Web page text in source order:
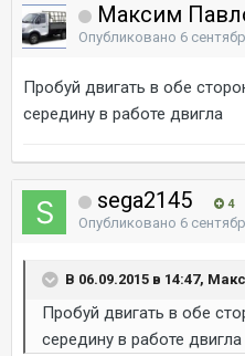
Максим
Опубликовано 6
Пробуй двигать в обе
середину в работе двигла
sega2145 4
Опубликовано 6
В 06.09.2015 в 14:47,
Пробуй двигать в обе
середину в работе двигла